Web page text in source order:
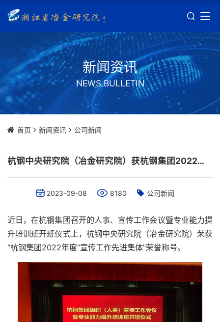
新闻资讯
NEWS BULLETIN
首页 新闻资讯 公司新闻
杭钢中央研究院（冶金研究院）获杭钢集团2022年度“宣传工作先进集体”荣誉称号
2023-09-08 8180 公司新闻
近日，在杭钢集团召开的人事、宣传工作会议暨专业能力提
升培训班开班仪式上，杭钢中央研究院（冶金研究院）荣获
“杭钢集团2022年度“宣传工作先进集体”荣誉称号。